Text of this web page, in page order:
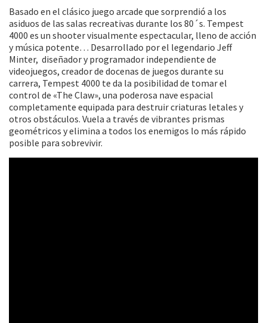
Basado en el clásico juego arcade que sorprendió a los
asiduos de las salas recreativas durante los 80´s. Tempest
4000 es un shooter visualmente espectacular, lleno de acción
y música potente… Desarrollado por el legendario Jeff
Minter, diseñador y programador independiente de
videojuegos, creador de docenas de juegos durante su
carrera, Tempest 4000 te da la posibilidad de tomar el
control de «The Claw», una poderosa nave espacial
completamente equipada para destruir criaturas letales y
otros obstáculos. Vuela a través de vibrantes prismas
geométricos y elimina a todos los enemigos lo más rápido
posible para sobrevivir.